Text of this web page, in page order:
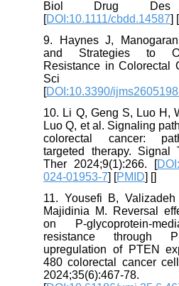
Biol Drug Des
[DOI:10.1111/cbdd.14587
9. Haynes J,
and Strategies to
Resistance in
Sci
[DOI:10.3390/
10. Li Q, Geng S, Luo H,
Luo Q, et al. Signaling
colorectal cancer:
targeted therapy.
Ther 2024;9(1):266. [
024-01953-7] [PMID] [
11. Yousefi B,
Majidinia M. Reversal
on P-glycoprotein-
resistance through
upregulation of PTEN
480 colorectal cancer
2024;35(6):467-78.